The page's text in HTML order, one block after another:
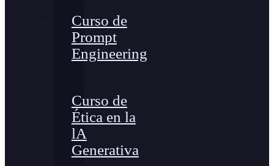
Curso de
Prompt
Engineering
Curso de
Ética en la
lA
Generativa